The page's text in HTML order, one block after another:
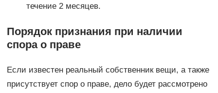
течение 2 месяцев.
Порядок признания при наличии
спора о праве
Если известен реальный собственник вещи, а также
присутствует спор о праве, дело будет рассмотрено